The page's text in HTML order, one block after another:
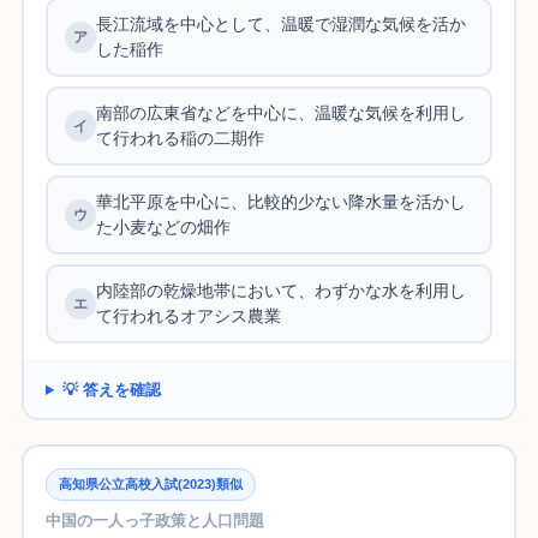
長江流域を中心として、温暖で湿潤な気候を活か
した稲作
南部の広東省などを中心に、温暖な気候を利用し
て行われる稲の二期作
華北平原を中心に、比較的少ない降水量を活かし
た小麦などの畑作
内陸部の乾燥地帯において、わずかな水を利用し
て行われるオアシス農業
💡 答えを確認
高知県公立高校入試(2023)類似
中国の一人っ子政策と人口問題